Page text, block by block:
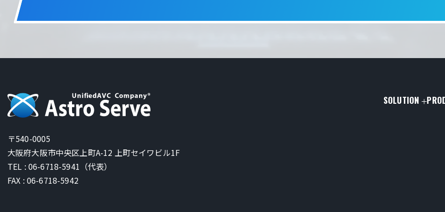
〒540-0005
大阪府大阪市中央区上町A-12 上町セイワビル1F
TEL : 06-6718-5941（代表）
FAX : 06-6718-5942
SOLUTION